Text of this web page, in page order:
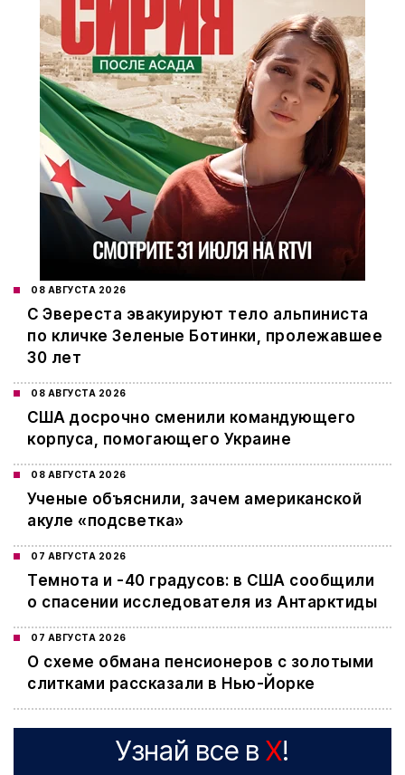
08 АВГУСТА 2026
С Эвереста эвакуируют тело альпиниста
по кличке Зеленые Ботинки, пролежавшее
30 лет
08 АВГУСТА 2026
США досрочно сменили командующего
корпуса, помогающего Украине
08 АВГУСТА 2026
Ученые объяснили, зачем американской
акуле «подсветка»
07 АВГУСТА 2026
Темнота и -40 градусов: в США сообщили
о спасении исследователя из Антарктиды
07 АВГУСТА 2026
О схеме обмана пенсионеров с золотыми
слитками рассказали в Нью-Йорке
Узнай все в X!